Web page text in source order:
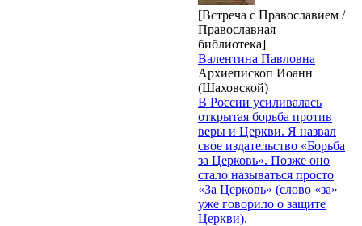
[Встреча с Православием /
Православная
библиотека]
Валентина Павловна
Архиепископ Иоанн
(Шаховской)
В России усиливалась
открытая борьба против
веры и Церкви. Я назвал
свое издательство «Борьба
за Церковь». Позже оно
стало называться просто
«За Церковь» (слово «за»
уже говорило о защите
Церкви).